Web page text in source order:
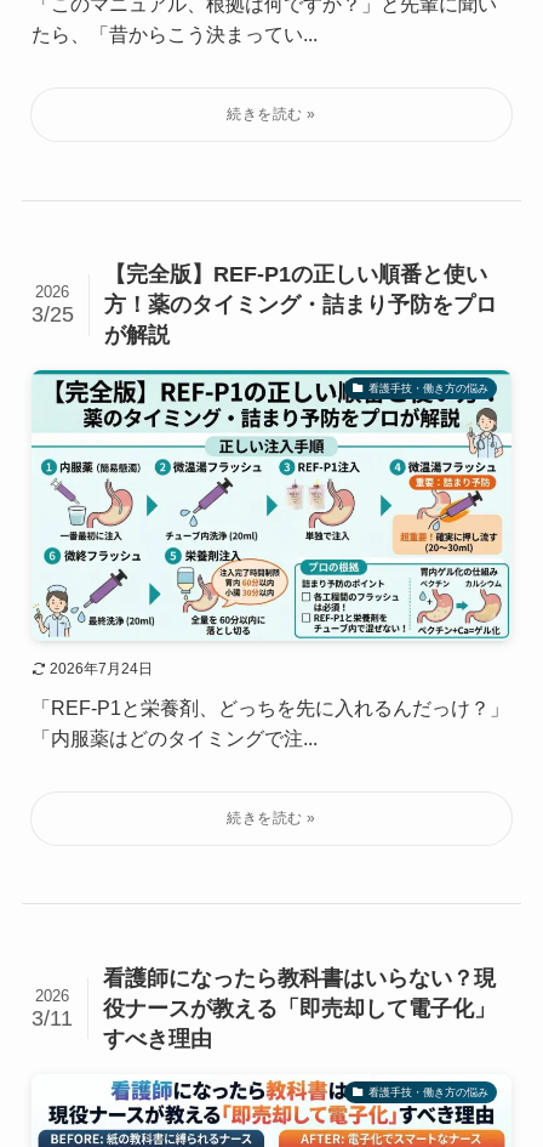
たら、「昔からこう決まってい...
【完全版】REF-P1の正しい順番と使い
方！薬のタイミング・詰まり予防をプロ
が解説
2026
3/25
看護手技・働き方の悩み
2026年7月24日
「REF-P1と栄養剤、どっちを先に入れるんだっけ？」
「内服薬はどのタイミングで注...
看護師になったら教科書はいらない？現
役ナースが教える「即売却して電子化」
すべき理由
2026
3/11
看護手技・働き方の悩み